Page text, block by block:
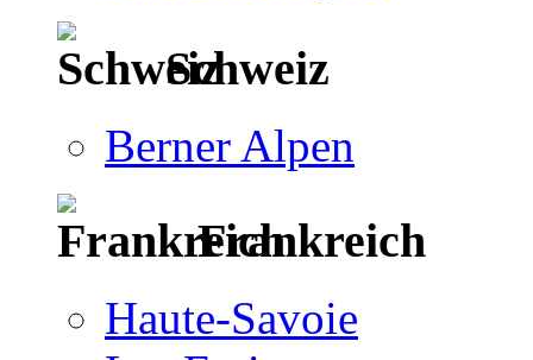
Schweiz
Berner Alpen
Frankreich
Haute-Savoie